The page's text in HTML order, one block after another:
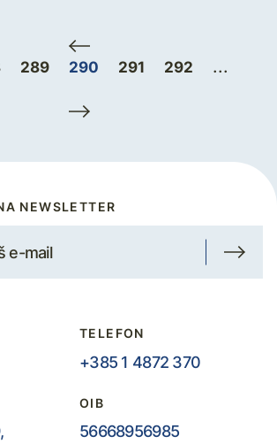
289 290 291 292 ...
NEWSLETTER
TELEFON
+385 1 4872 370
OIB
56668956985